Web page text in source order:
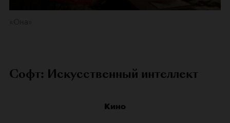
Софт: Искусственный интеллект
Кино